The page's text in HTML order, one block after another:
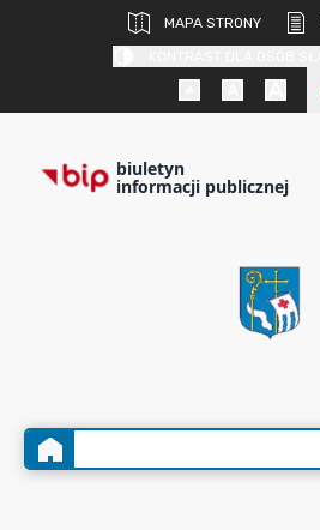
MAPA STRONY
biuletyn
informacji publicznej